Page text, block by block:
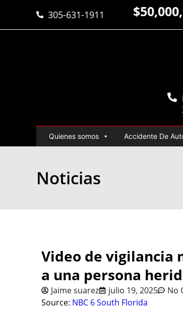
305-631-1911
Quienes somos Accidente De
Noticias
Video de vigilancia
a una persona
Jaime suarez julio 19, 2025
No
Source: NBC 6 South Florida